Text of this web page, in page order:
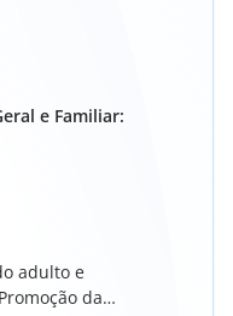
e Familiar:
adulto e
da